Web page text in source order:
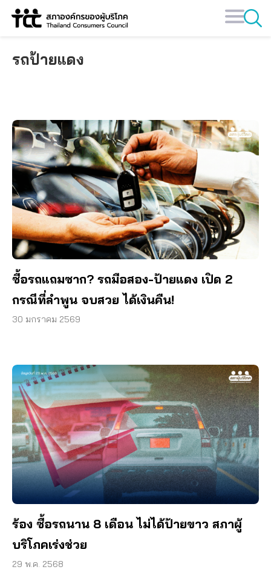
Skip
รถป้ายแดง
ซื้อรถแถมซาก? รถมือสอง-ป้ายแดง เปิด 2
กรณีที่ลำพูน จบสวย ได้เงินคืน!
30 มกราคม 2569
ร้อง ซื้อรถนาน 8 เดือน ไม่ได้ป้ายขาว สภาผู้
บริโภคเร่งช่วย
29 พ.ค. 2568